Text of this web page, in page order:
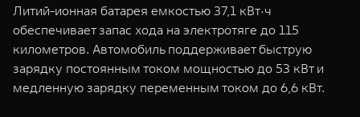
Литий-ионная батарея емкостью 37,1 кВт·ч
обеспечивает запас хода на электротяге до 115
километров. Автомобиль поддерживает быструю
зарядку постоянным током мощностью до 53 кВт и
медленную зарядку переменным током до 6,6 кВт.